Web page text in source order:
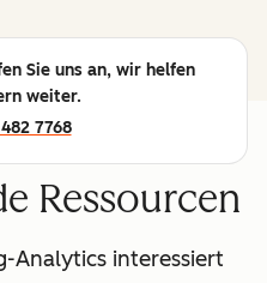
Sie uns an, wir helfen
weiter.
7768
Ressourcen
Analytics interessiert